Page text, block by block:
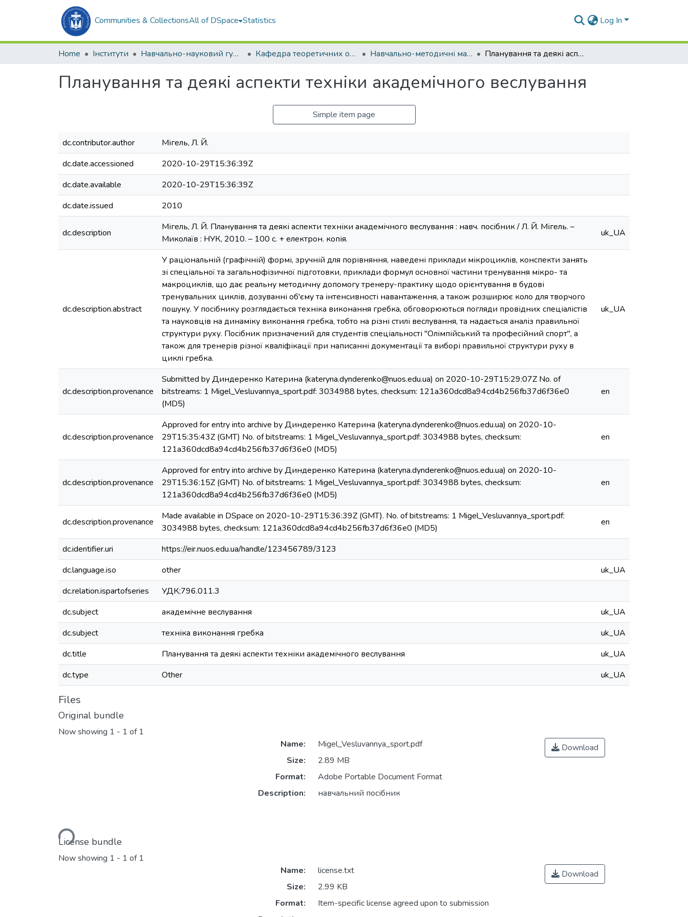
Communities & CollectionsAll of DSpace Statistics Log In
Home Інститути Навчально-науковий гуманітарний інститут (ННГІ) Кафедра теоретичних основ олімпійського та професійного спорту (ТООтаПС) Навчально-методичні матеріали (ТООтаПС) Планування та деякі аспекти техніки академічного веслування
Планування та деякі аспекти техніки академічного веслування
Simple item page
dc.contributor.author
Мігель, Л. Й.
dc.date.accessioned
2020-10-29T15:36:39Z
dc.date.available
2020-10-29T15:36:39Z
dc.date.issued
2010
dc.description
Мігель, Л. Й. Планування та деякі аспекти техніки академічного веслування : навч. посібник / Л. Й. Мігель. –
Миколаїв : НУК, 2010. – 100 с. + електрон. копія.
uk_UA
dc.description.abstract
У раціональній (графічній) формі, зручній для порівняння, наведені приклади мікроциклів, конспекти занять
зі спеціальної та загальнофізичної підготовки, приклади формул основної частини тренування мікро- та
макроциклів, що дає реальну методичну допомогу тренеру-практику щодо орієнтування в будові
тренувальних циклів, дозуванні об'єму та інтенсивності навантаження, а також розширює коло для творчого
пошуку. У посібнику розглядається техніка виконання гребка, обговорюються погляди провідних спеціалістів
та науковців на динаміку виконання гребка, тобто на різні стилі веслування, та надається аналіз правильної
структури руху. Посібник призначений для студентів спеціальності "Олімпійський та професійний спорт", а
також для тренерів різної кваліфікації при написанні документації та виборі правильної структури руху в
циклі гребка.
uk_UA
dc.description.provenance
Submitted by Диндеренко Катерина (kateryna.dynderenko@nuos.edu.ua) on 2020-10-29T15:29:07Z No. of
bitstreams: 1 Migel_Vesluvannya_sport.pdf: 3034988 bytes, checksum: 121a360dcd8a94cd4b256fb37d6f36e0
(MD5)
en
dc.description.provenance
Approved for entry into archive by Диндеренко Катерина (kateryna.dynderenko@nuos.edu.ua) on 2020-10-
29T15:35:43Z (GMT) No. of bitstreams: 1 Migel_Vesluvannya_sport.pdf: 3034988 bytes, checksum:
121a360dcd8a94cd4b256fb37d6f36e0 (MD5)
en
dc.description.provenance
Approved for entry into archive by Диндеренко Катерина (kateryna.dynderenko@nuos.edu.ua) on 2020-10-
29T15:36:15Z (GMT) No. of bitstreams: 1 Migel_Vesluvannya_sport.pdf: 3034988 bytes, checksum:
121a360dcd8a94cd4b256fb37d6f36e0 (MD5)
en
dc.description.provenance
Made available in DSpace on 2020-10-29T15:36:39Z (GMT). No. of bitstreams: 1 Migel_Vesluvannya_sport.pdf:
3034988 bytes, checksum: 121a360dcd8a94cd4b256fb37d6f36e0 (MD5)
en
dc.identifier.uri
https://eir.nuos.edu.ua/handle/123456789/3123
dc.language.iso
other
uk_UA
dc.relation.ispartofseries
УДК;796.011.3
dc.subject
академічне веслування
uk_UA
dc.subject
техніка виконання гребка
uk_UA
dc.title
Планування та деякі аспекти техніки академічного веслування
uk_UA
dc.type
Other uk_UA
Files
Original bundle
Now showing 1 - 1 of 1
Loading...
Name:
Migel_Vesluvannya_sport.pdf
Size:
2.89 MB
Format:
Adobe Portable Document Format
Description:
навчальний посібник
Download
License bundle
Now showing 1 - 1 of 1
Name:
license.txt
Size:
2.99 KB
Format:
Item-specific license agreed upon to submission
Download